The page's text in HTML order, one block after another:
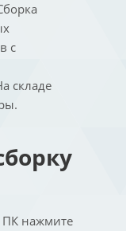
с
складе
ПК нажмите